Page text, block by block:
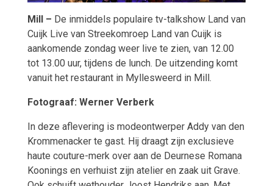
Mill – De inmiddels populaire tv-talkshow Land van
Cuijk Live van Streekomroep Land van Cuijk is
aankomende zondag weer live te zien, van 12.00
tot 13.00 uur, tijdens de lunch. De uitzending komt
vanuit het restaurant in Myllesweerd in Mill.
Fotograaf: Werner Verberk
In deze aflevering is modeontwerper Addy van den
Krommenacker te gast. Hij draagt zijn exclusieve
haute couture-merk over aan de Deurnese Romana
Koonings en verhuist zijn atelier en zaak uit Grave.